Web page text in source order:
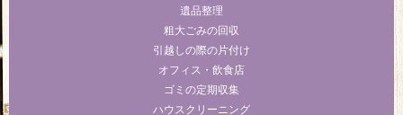
遺品整理
粗大ごみの回収
引越しの際の片付け
オフィス・飲食店
ゴミの定期収集
ハウスクリーニング